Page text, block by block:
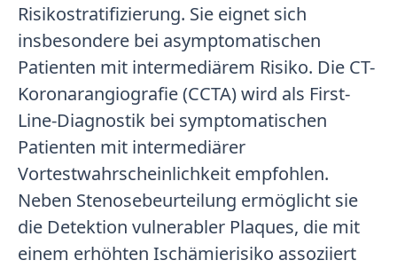
Risikostratifizierung. Sie eignet sich
insbesondere bei asymptomatischen
Patienten mit intermediärem Risiko. Die CT-
Koronarangiografie (CCTA) wird als First-
Line-Diagnostik bei symptomatischen
Patienten mit intermediärer
Vortestwahrscheinlichkeit empfohlen.
Neben Stenosebeurteilung ermöglicht sie
die Detektion vulnerabler Plaques, die mit
einem erhöhten Ischämierisiko assoziiert